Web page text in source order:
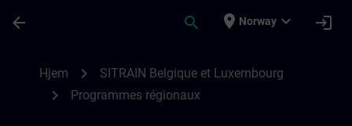
arrow_back search place Norway expand_more login
Hjem chevron_right SITRAIN Belgique et Luxembourg
chevron_right Programmes régionaux